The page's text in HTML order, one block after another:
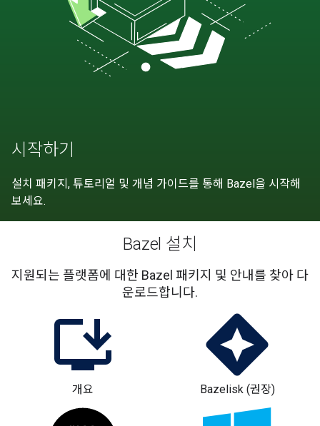
시작하기
설치 패키지, 튜토리얼 및 개념 가이드를 통해 Bazel을 시작해
보세요.
Bazel 설치
지원되는 플랫폼에 대한 Bazel 패키지 및 안내를 찾아 다
운로드합니다.
개요 Bazelisk (권장)